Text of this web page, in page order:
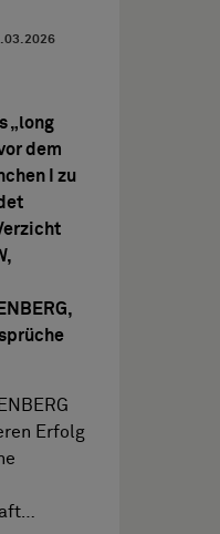
„long
dem
I zu
Erfolg